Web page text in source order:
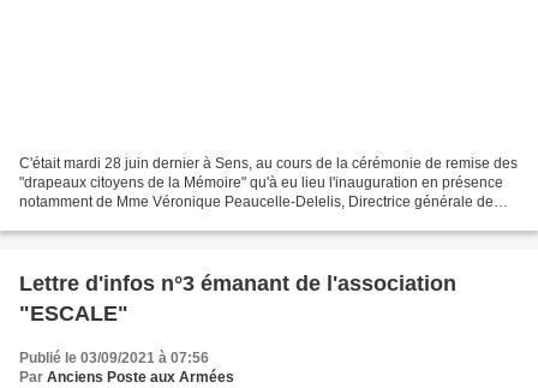
C'était mardi 28 juin dernier à Sens, au cours de la cérémonie de remise des
"drapeaux citoyens de la Mémoire" qu'à eu lieu l'inauguration en présence
notamment de Mme Véronique Peaucelle-Delelis, Directrice générale de
Lettre d'infos n°3 émanant de l'association
"ESCALE"
Publié le 03/09/2021 à 07:56
Par Anciens Poste aux Armées